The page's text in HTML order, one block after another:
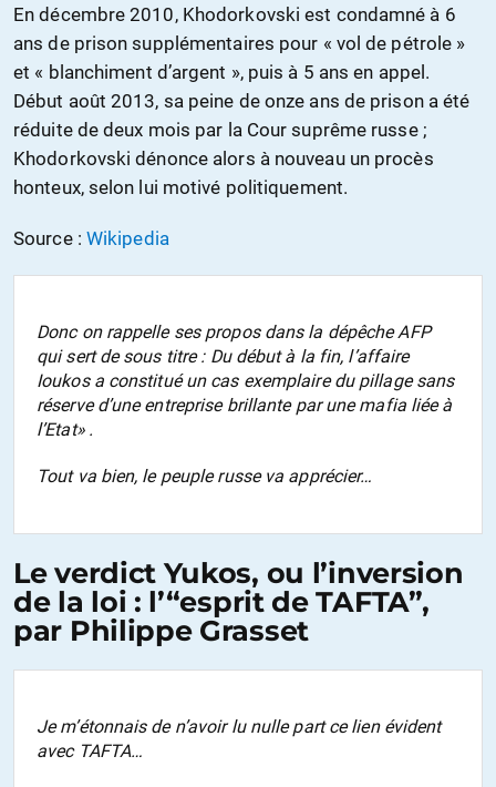
En décembre 2010, Khodorkovski est condamné à 6
ans de prison supplémentaires pour « vol de pétrole »
et « blanchiment d’argent », puis à 5 ans en appel.
Début août 2013, sa peine de onze ans de prison a été
réduite de deux mois par la Cour suprême russe ;
Khodorkovski dénonce alors à nouveau un procès
honteux, selon lui motivé politiquement.
Source : Wikipedia
Donc on rappelle ses propos dans la dépêche AFP
qui sert de sous titre : Du début à la fin, l’affaire
Ioukos a constitué un cas exemplaire du pillage sans
réserve d’une entreprise brillante par une mafia liée à
l’Etat».
Tout va bien, le peuple russe va apprécier…
Le verdict Yukos, ou l’inversion
de la loi : l’“esprit de TAFTA”,
par Philippe Grasset
Je m’étonnais de n’avoir lu nulle part ce lien évident
avec TAFTA…